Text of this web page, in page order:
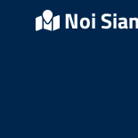
Noi